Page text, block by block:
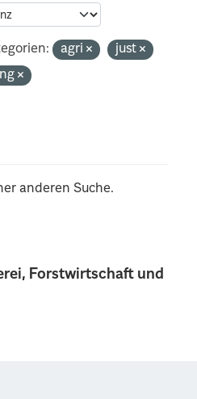
Forstwirtschaft und
agri
just
anderen Suche.